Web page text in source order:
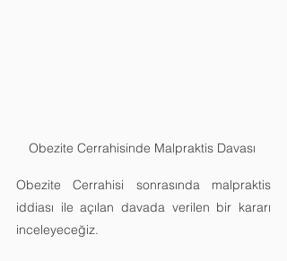
Obezite Cerrahisinde Malpraktis Davası
Obezite Cerrahisi sonrasında malpraktis
iddiası ile açılan davada verilen bir kararı
inceleyeceğiz.